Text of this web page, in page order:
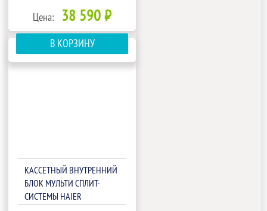
Цена: 38 590 ₽
В КОРЗИНУ
КАССЕТНЫЙ ВНУТРЕННИЙ
БЛОК МУЛЬТИ СПЛИТ-
СИСТЕМЫ HAIER